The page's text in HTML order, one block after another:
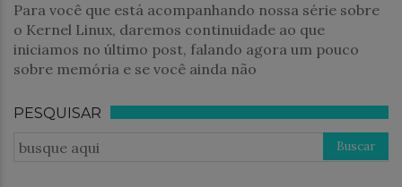
Para você que está acompanhando nossa série sobre
o Kernel Linux, daremos continuidade ao que
iniciamos no último post, falando agora um pouco
sobre memória e se você ainda não
PESQUISAR